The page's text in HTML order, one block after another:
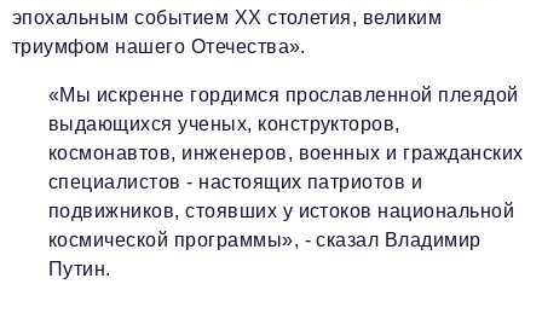
эпохальным событием XX столетия, великим
триумфом нашего Отечества».
«Мы искренне гордимся прославленной плеядой
выдающихся ученых, конструкторов,
космонавтов, инженеров, военных и гражданских
специалистов - настоящих патриотов и
подвижников, стоявших у истоков национальной
космической программы», - сказал Владимир
Путин.